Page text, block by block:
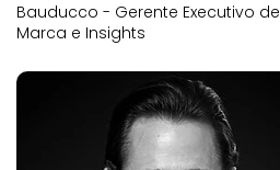
Bauducco - Gerente Executivo de
Marca e Insights